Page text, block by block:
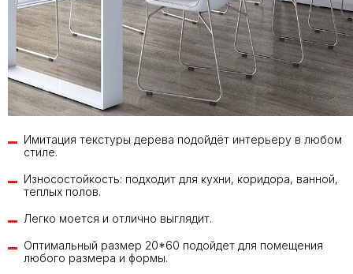
Имитация текстуры дерева подойдёт интерьеру в любом
стиле.
Износостойкость: подходит для кухни, коридора, ванной,
теплых полов.
Легко моется и отлично выглядит.
Оптимальный размер 20*60 подойдет для помещения
любого размера и формы.